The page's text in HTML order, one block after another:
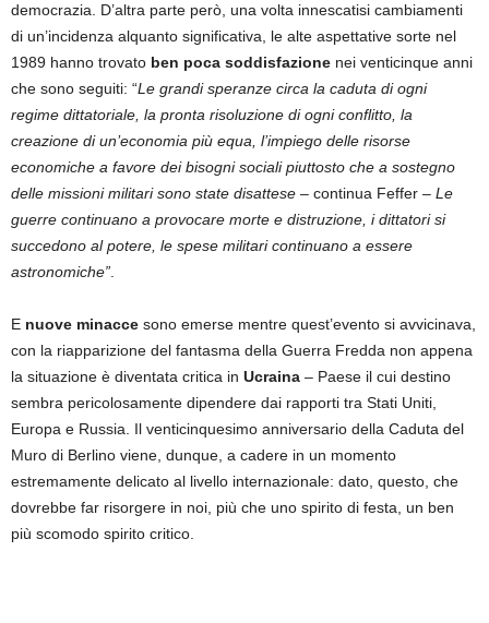
democrazia. D’altra parte però, una volta innescatisi cambiamenti
di un’incidenza alquanto significativa, le alte aspettative sorte nel
1989 hanno trovato ben poca soddisfazione nei venticinque anni
che sono seguiti: “Le grandi speranze circa la caduta di ogni
regime dittatoriale, la pronta risoluzione di ogni conflitto, la
creazione di un’economia più equa, l’impiego delle risorse
economiche a favore dei bisogni sociali piuttosto che a sostegno
delle missioni militari sono state disattese – continua Feffer – Le
guerre continuano a provocare morte e distruzione, i dittatori si
succedono al potere, le spese militari continuano a essere
astronomiche”
E nuove minacce sono emerse mentre quest’evento si avvicinava,
con la riapparizione del fantasma della Guerra Fredda non appena
la situazione è diventata critica in Ucraina – Paese il cui destino
sembra pericolosamente dipendere dai rapporti tra Stati Uniti,
Europa e Russia. Il venticinquesimo anniversario della Caduta del
Muro di Berlino viene, dunque, a cadere in un momento
estremamente delicato al livello internazionale: dato, questo, che
dovrebbe far risorgere in noi, più che uno spirito di festa, un ben
più scomodo spirito critico.